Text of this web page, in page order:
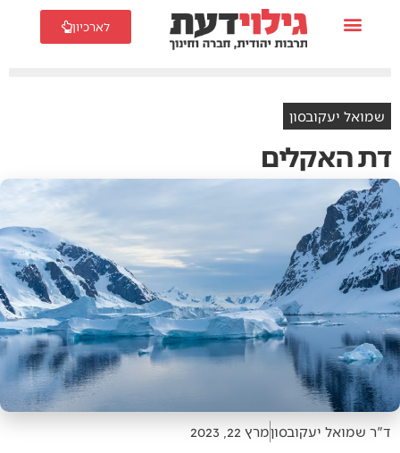
לארכיון
שמואל יעקובסון
דת האקלים
ד"ר שמואל יעקובסוןמרץ 22, 2023